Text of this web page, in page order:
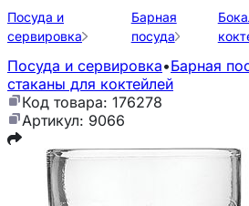
Посуда и
сервировка
Барная
посуда
Посуда и сервировка•Барная
стаканы для коктейлей
Код товара: 176278
Артикул: 9066